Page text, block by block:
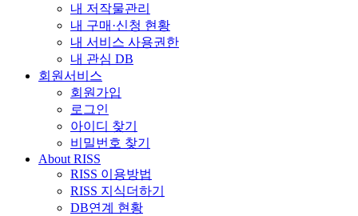
내 저작물관리
내 구매·신청 현황
내 서비스 사용권한
내 관심 DB
회원서비스
회원가입
로그인
아이디 찾기
비밀번호 찾기
About RISS
RISS 이용방법
RISS 지식더하기
DB연계 현황